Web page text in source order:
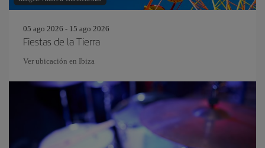
05 ago 2026 - 15 ago 2026
Fiestas de la Tierra
Ver ubicación en Ibiza